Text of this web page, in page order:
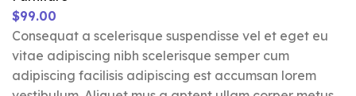
$99.00
Consequat a scelerisque suspendisse vel et eget eu
vitae adipiscing nibh scelerisque semper cum
adipiscing facilisis adipiscing est accumsan lorem